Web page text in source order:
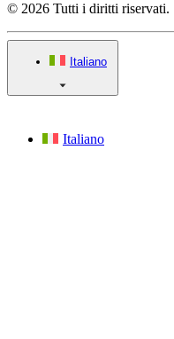
© 2026 Tutti i diritti riservati.
Italiano
Italiano